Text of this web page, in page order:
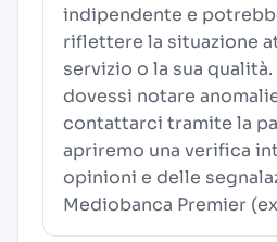
indipendente e
riflettere la situazione
servizio o la sua
dovessi notare
contattarci tramite la
apriremo una verifica
opinioni e delle
Mediobanca Premier